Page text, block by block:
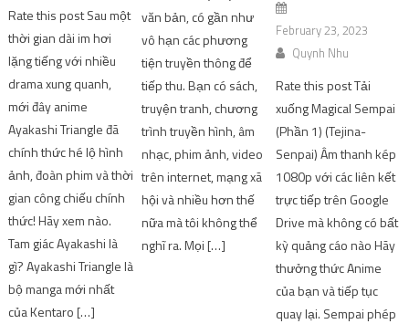
Rate this post Sau một
thời gian dài im hơi
lặng tiếng với nhiều
drama xung quanh,
mới đây anime
Ayakashi Triangle đã
chính thức hé lộ hình
ảnh, đoàn phim và thời
gian công chiếu chính
thức! Hãy xem nào.
Tam giác Ayakashi là
gì? Ayakashi Triangle là
bộ manga mới nhất
của Kentaro […]
văn bản, có gần như
vô hạn các phương
tiện truyền thông để
tiếp thu. Bạn có sách,
truyện tranh, chương
trình truyền hình, âm
nhạc, phim ảnh, video
trên internet, mạng xã
hội và nhiều hơn thế
nữa mà tôi không thể
nghĩ ra. Mọi […]
February 23, 2023
Quynh Nhu
Rate this post Tải
xuống Magical Sempai
(Phần 1) (Tejina-
Senpai) Âm thanh kép
1080p với các liên kết
trực tiếp trên Google
Drive mà không có bất
kỳ quảng cáo nào Hãy
thưởng thức Anime
của bạn và tiếp tục
quay lại. Sempai phép